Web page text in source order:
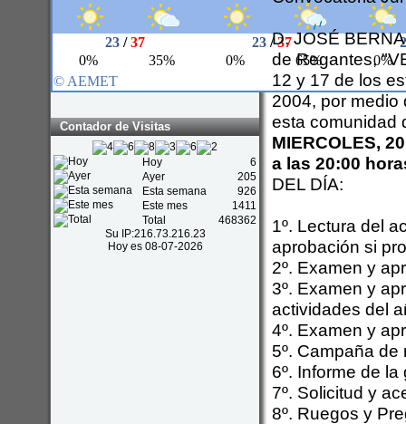
Contador de Visitas
Hoy
6
Ayer
205
Esta semana
926
Este mes
1411
Total
468362
Su IP:216.73.216.23
Hoy es 08-07-2026
D. JOSÉ
de Regantes,
12 y 17 de los
2004, por medio
esta comunidad
MIERCOLES,
a las 20:00
DEL DÍA:
1º. Lectura del
aprobación si
2º. Examen y
3º. Examen y
actividades del
4º. Examen y
5º. Campaña de
6º. Informe de
7º. Solicitud y
8º. Ruegos y